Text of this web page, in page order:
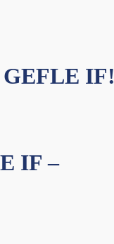
IF!
IF –